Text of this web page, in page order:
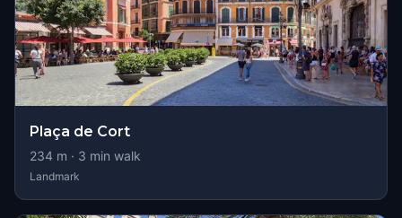
Plaça de Cort
234 m · 3 min walk
Landmark